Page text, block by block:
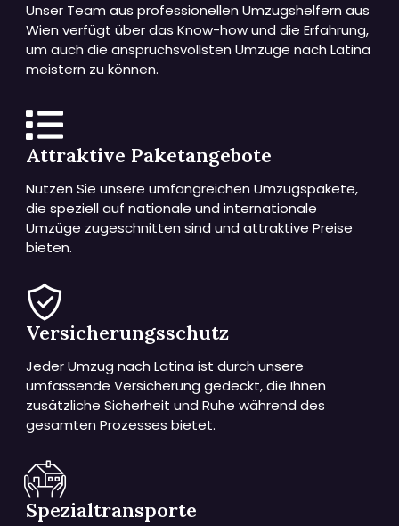
Unser Team aus professionellen Umzugshelfern aus
Wien verfügt über das Know-how und die Erfahrung,
um auch die anspruchsvollsten Umzüge nach Latina
meistern zu können.
Attraktive Paketangebote
Nutzen Sie unsere umfangreichen Umzugspakete,
die speziell auf nationale und internationale
Umzüge zugeschnitten sind und attraktive Preise
bieten.
Versicherungsschutz
Jeder Umzug nach Latina ist durch unsere
umfassende Versicherung gedeckt, die Ihnen
zusätzliche Sicherheit und Ruhe während des
gesamten Prozesses bietet.
Spezialtransporte